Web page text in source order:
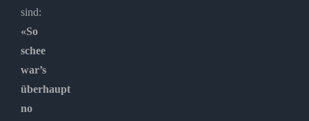
sind:
«So
schee
war’s
überhaupt
no